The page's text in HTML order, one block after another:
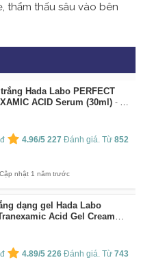
thẩm thấu sâu vào bên
Hada Labo PERFECT
ACID Serum (30ml)
By:
4.96/5 227 Đánh giá. Từ852
Cập nhật 1 năm trước
dạng gel Hada Labo
Acid Gel Cream
4.89/5 226 Đánh giá. Từ743